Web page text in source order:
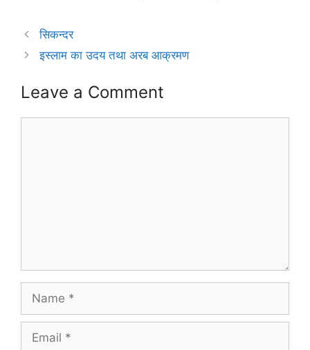
सिकन्दर
इस्लाम का उदय तथा अरब आक्रमण
Leave a Comment